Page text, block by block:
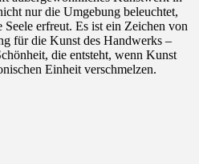
nur die Umgebung beleuchtet,
erfreut. Es ist ein Zeichen von
für die Kunst des Handwerks –
die entsteht, wenn Kunst
Einheit verschmelzen.